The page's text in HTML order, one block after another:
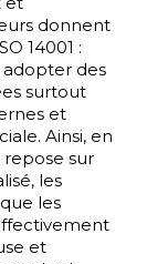
donnent
14001 :
adopter des
surtout
et
Ainsi, en
repose sur
les
les
et